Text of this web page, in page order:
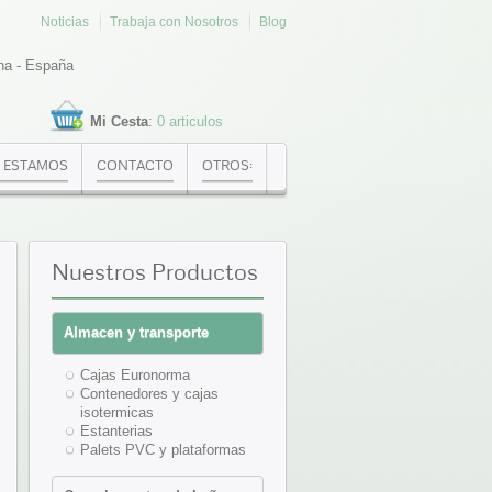
Noticias Trabaja con Nosotros Blog
- España
Mi Cesta: 0 articulos
CONTACTO OTROS:
Nuestros Productos
Almacen y transporte
Cajas Euronorma
Contenedores y cajas
isotermicas
Estanterias
Palets PVC y plataformas